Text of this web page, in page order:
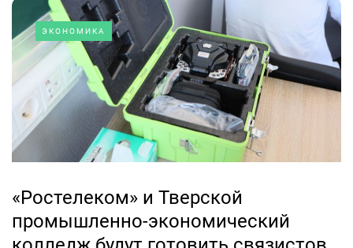
ЭКОНОМИКА
«Ростелеком» и Тверской
промышленно-экономический